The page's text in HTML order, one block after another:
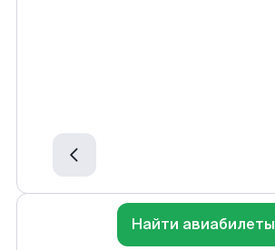
Найти авиабилеты